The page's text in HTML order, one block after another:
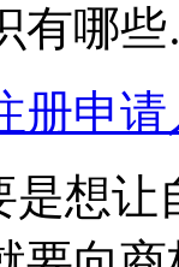
有哪
册申
是想让